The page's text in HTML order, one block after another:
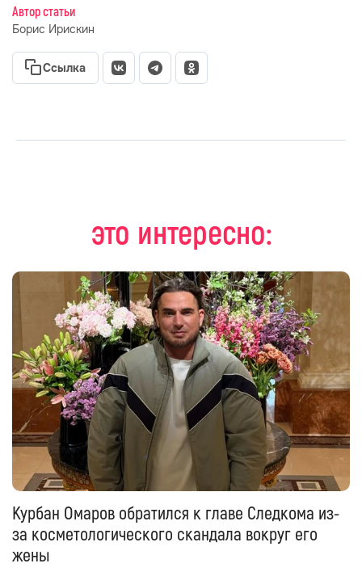
Автор статьи
Борис Ирискин
Ссылка
это интересно:
Курбан Омаров обратился к главе Следкома из-
за косметологического скандала вокруг его
жены